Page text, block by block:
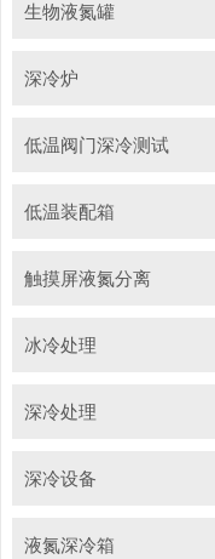
生物液氮罐
深冷炉
低温阀门深冷测试
低温装配箱
触摸屏液氮分离
冰冷处理
深冷处理
深冷设备
液氮深冷箱